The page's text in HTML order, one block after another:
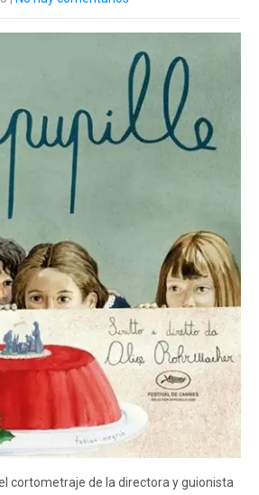
cortometraje de la directora y guionista